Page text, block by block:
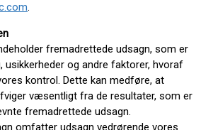
.
fremadrettede udsagn, som er
usikkerheder og andre faktorer, hvoraf
kontrol. Dette kan medføre, at
væsentligt fra de resultater, som er
fremadrettede udsagn.
omfatter udsagn vedrørende vores